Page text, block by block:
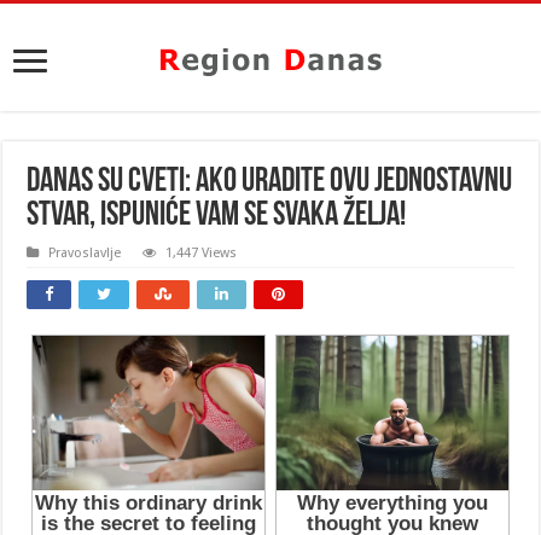
DANAS SU CVETI: Ako uradite ovu jednostavnu
stvar, ispuniće vam se SVAKA ŽELJA!
Pravoslavlje 1,447 Views